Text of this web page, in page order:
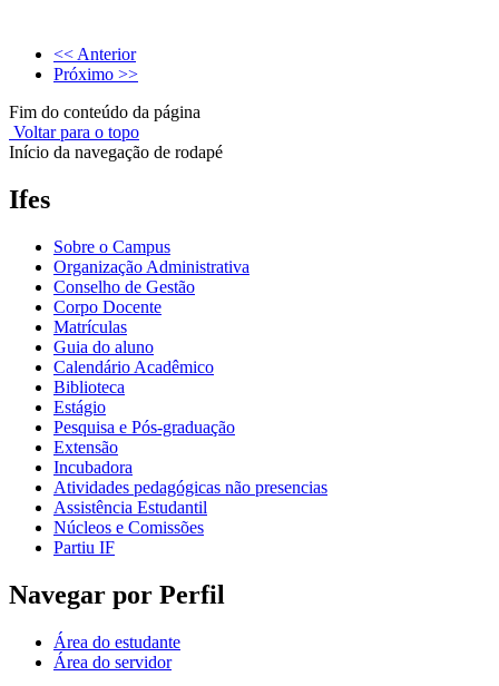
<< Anterior
Próximo >>
Fim do conteúdo da página
Voltar para o topo
Início da navegação de rodapé
Ifes
Sobre o Campus
Organização Administrativa
Conselho de Gestão
Corpo Docente
Matrículas
Guia do aluno
Calendário Acadêmico
Biblioteca
Estágio
Pesquisa e Pós-graduação
Extensão
Incubadora
Atividades pedagógicas não presencias
Assistência Estudantil
Núcleos e Comissões
Partiu IF
Navegar por Perfil
Área do estudante
Área do servidor